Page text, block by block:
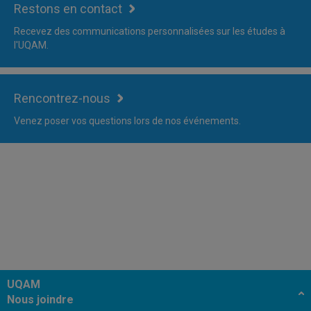
Restons en contact
Recevez des communications personnalisées sur les études à
l'UQAM.
Rencontrez-nous
Venez poser vos questions lors de nos événements.
UQAM
Nous joindre